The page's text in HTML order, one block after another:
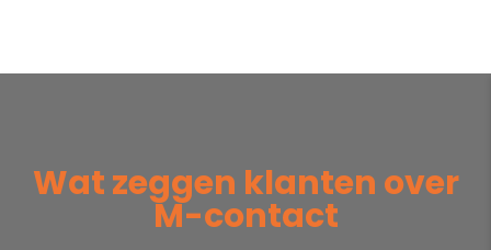
Wat zeggen klanten over
M-contact